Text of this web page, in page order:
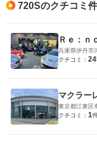
720Sのクチコミ
Ｒｅ：ｎ
兵庫県伊丹市
クチコミ：
マクラー
東京都江東区
クチコミ： 1